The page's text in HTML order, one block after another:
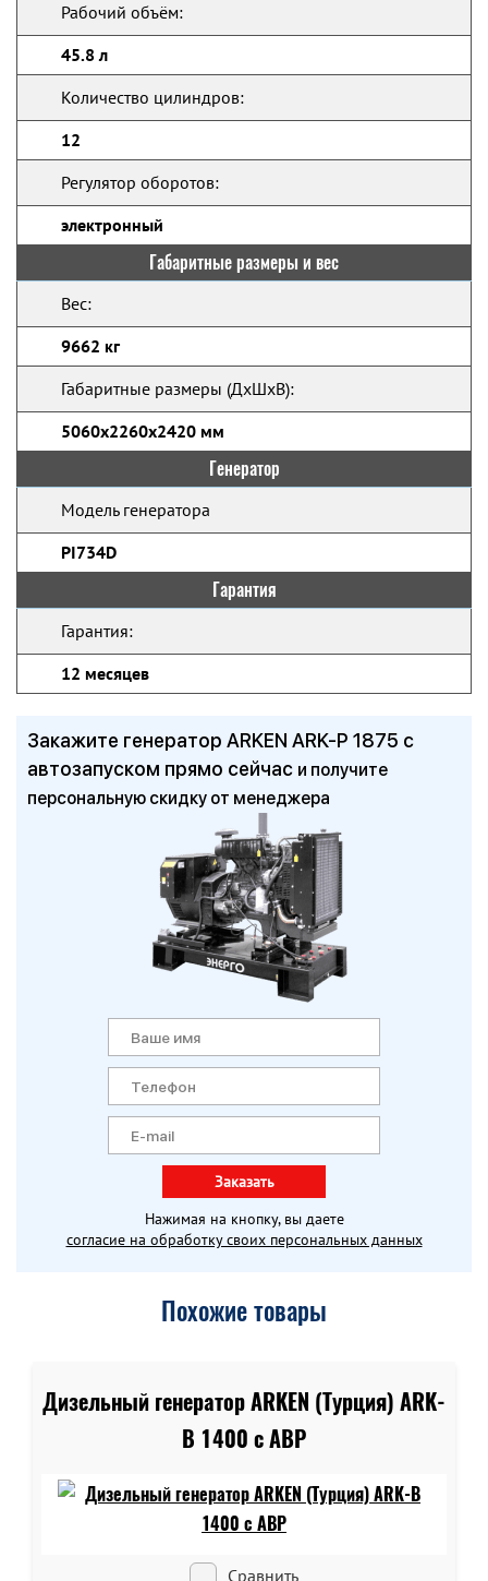
Рабочий объём:
45.8 л
Количество цилиндров:
12
Регулятор оборотов:
электронный
Габаритные размеры и вес
Вес:
9662 кг
Габаритные размеры (ДхШхВ):
5060x2260x2420 мм
Генератор
Модель генератора
PI734D
Гарантия
Гарантия:
12 месяцев
Закажите генератор ARKEN ARK-P 1875 с
автозапуском прямо сейчас и получите
персональную скидку от менеджера
Заказать
Нажимая на кнопку, вы даете
согласие на обработку своих персональных данных
Похожие товары
Дизельный генератор ARKEN (Турция) ARK-
B 1400 c АВР
Сравнить